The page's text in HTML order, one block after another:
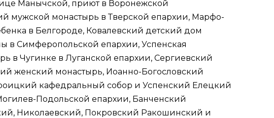
Манычской, приютв Воронежской
мужской монастырь вТверской епархии, Марфо-
в Белгороде, Ковалевский детский дом
в Симферопольской епархии, Успенская
в Чугинке в Луганской епархии, Сергиевский
женский монастырь, Иоанно-Богословский
кафедральный собор и Успенский Елецкий
Подольской епархии, Банченский
Николаевский, Покровский Ракошинский и